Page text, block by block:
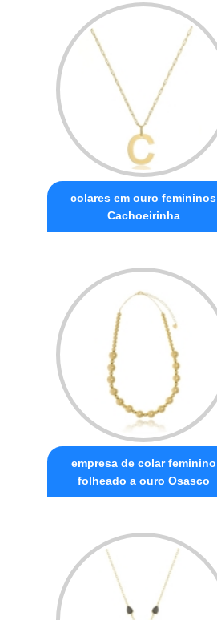
colares em ouro femininos
Cachoeirinha
empresa de colar feminino
folheado a ouro Osasco